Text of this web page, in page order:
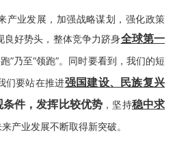
产业发展，加强战略谋划，强化政策
好势头，整体竞争力跻身全球第一
”乃至“领跑”。同时要看到，我们的短
们要站在推进强国建设、民族复兴
条件，发挥比较优势 ，坚持稳中求
来产业发展不断取得新突破。